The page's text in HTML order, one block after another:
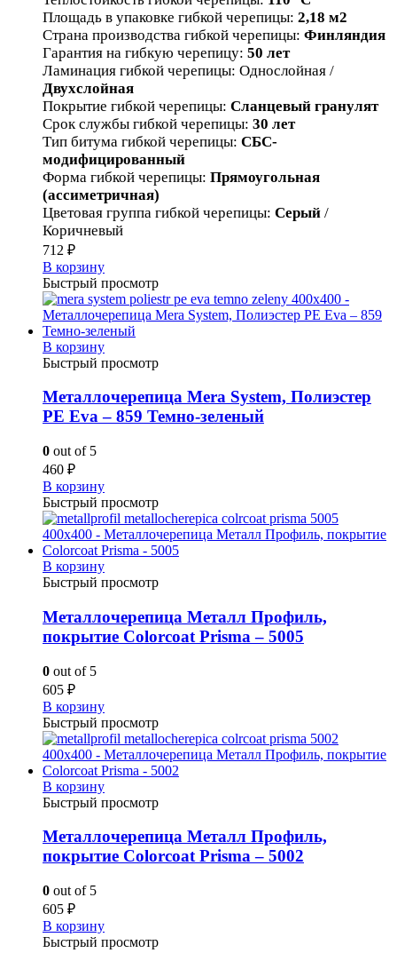
Площадь в упаковке гибкой черепицы: 2,18 м2
Страна производства гибкой черепицы: Финляндия
Гарантия на гибкую черепицу: 50 лет
Ламинация гибкой черепицы: Однослойная /
Двухслойная
Покрытие гибкой черепицы: Сланцевый гранулят
Срок службы гибкой черепицы: 30 лет
Тип битума гибкой черепицы: СБС-
модифицированный
Форма гибкой черепицы: Прямоугольная
(ассиметричная)
Цветовая группа гибкой черепицы: Серый /
Коричневый
712 ₽
В корзину
Быстрый просмотр
В корзину
Быстрый просмотр
Металлочерепица Mera System, Полиэстер
PE Eva – 859 Темно-зеленый
0 out of 5
460 ₽
В корзину
Быстрый просмотр
В корзину
Быстрый просмотр
Металлочерепица Металл Профиль,
покрытие Colorcoat Prisma – 5005
0 out of 5
605 ₽
В корзину
Быстрый просмотр
В корзину
Быстрый просмотр
Металлочерепица Металл Профиль,
покрытие Colorcoat Prisma – 5002
0 out of 5
605 ₽
В корзину
Быстрый просмотр